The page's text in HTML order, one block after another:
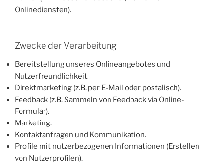
Onlinediensten).
Zwecke der Verarbeitung
Bereitstellung unseres Onlineangebotes und
Nutzerfreundlichkeit.
Direktmarketing (z.B. per E-Mail oder postalisch).
Feedback (z.B. Sammeln von Feedback via Online-
Formular).
Marketing.
Kontaktanfragen und Kommunikation.
Profile mit nutzerbezogenen Informationen (Erstellen
von Nutzerprofilen).